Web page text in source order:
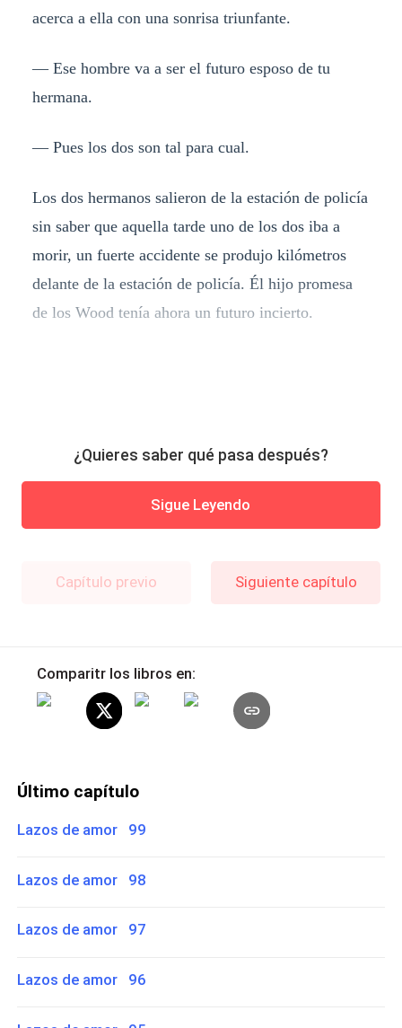
acerca a ella con una sonrisa triunfante.
— Ese hombre va a ser el futuro esposo de tu
hermana.
— Pues los dos son tal para cual.
Los dos hermanos salieron de la estación de policía
sin saber que aquella tarde uno de los dos iba a
morir, un fuerte accidente se produjo kilómetros
delante de la estación de policía. Él hijo promesa
de los Wood tenía ahora un futuro incierto.
¿Quieres saber qué pasa después?
Sigue Leyendo
Capítulo previo Siguiente capítulo
Comparitr los libros en:
Último capítulo
Lazos de amor 99
Lazos de amor 98
Lazos de amor 97
Lazos de amor 96